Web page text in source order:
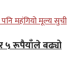
५ रूपैयाँले बढ्यो